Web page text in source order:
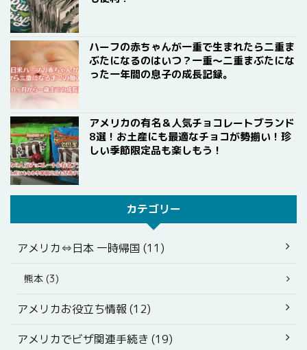
ハーフの赤ちゃんが一重で生まれたら二重ま
ぶたになるのはいつ？一重〜二重まぶたにな
った一年間の息子の成長記録。
アメリカの有名＆人気チョコレートブランド
8選！お土産にも最適なチョコが勢揃い！珍
しい季節限定品も楽しもう！
カテゴリー
アメリカ⇔日本 一時帰国 (11)
熊本 (3)
アメリカお役立ち情報 (12)
アメリカでビザ関連手続き (19)